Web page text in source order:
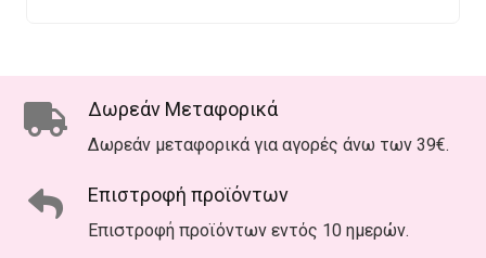
Δωρεάν Μεταφορικά
Δωρεάν μεταφορικά για αγορές άνω των 39€.
Επιστροφή προϊόντων
Επιστροφή προϊόντων εντός 10 ημερών.